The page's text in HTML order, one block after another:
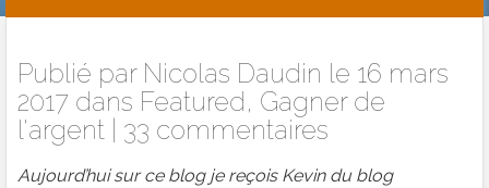
Publié par Nicolas Daudin le 16 mars
2017 dans Featured, Gagner de
l'argent
33 commentaires
Aujourd’hui sur ce blog je reçois Kevin du blog